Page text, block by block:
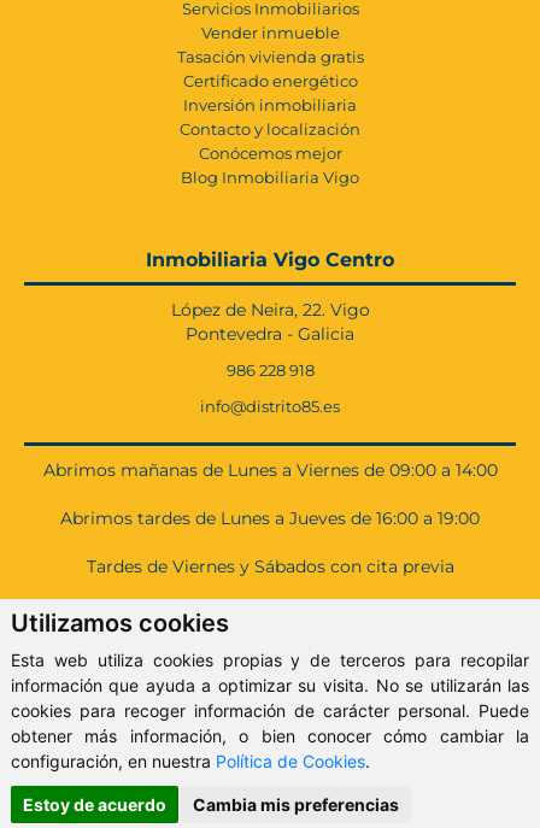
Utilizamos cookies
Esta web utiliza cookies propias y de terceros para recopilar
información que ayuda a optimizar su visita. No se utilizarán las
cookies para recoger información de carácter personal. Puede
obtener más información, o bien conocer cómo cambiar la
configuración, en nuestra Política de Cookies.
Estoy de acuerdo Cambia mis preferencias
Servicios Inmobiliarios
Vender inmueble
Tasación vivienda gratis
Certificado energético
Inversión inmobiliaria
Contacto y localización
Conócemos mejor
Blog Inmobiliaria Vigo
Inmobiliaria Vigo Centro
López de Neira, 22. Vigo
Pontevedra - Galicia
986 228 918
info@distrito85.es
Abrimos mañanas de Lunes a Viernes de 09:00 a 14:00
Abrimos tardes de Lunes a Jueves de 16:00 a 19:00
Tardes de Viernes y Sábados con cita previa
Links de interés
Agencia Tributaria Galicia
Ayudas vivienda da Xunta
Resgistro de propiedad Vigo
Información Catastral Vigo
Sede electrónica del Catastro
Impuesto de sucesiones Galicia